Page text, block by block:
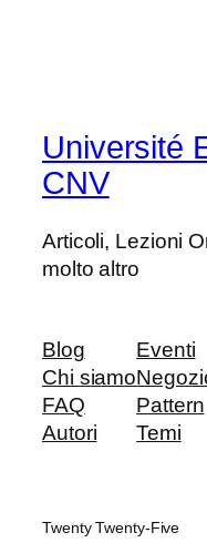
Université
CNV
Articoli, Lezioni
molto altro
Blog
Chi siamo
FAQ
Autori
Eventi
Pattern
Temi
Twenty Twenty-Five